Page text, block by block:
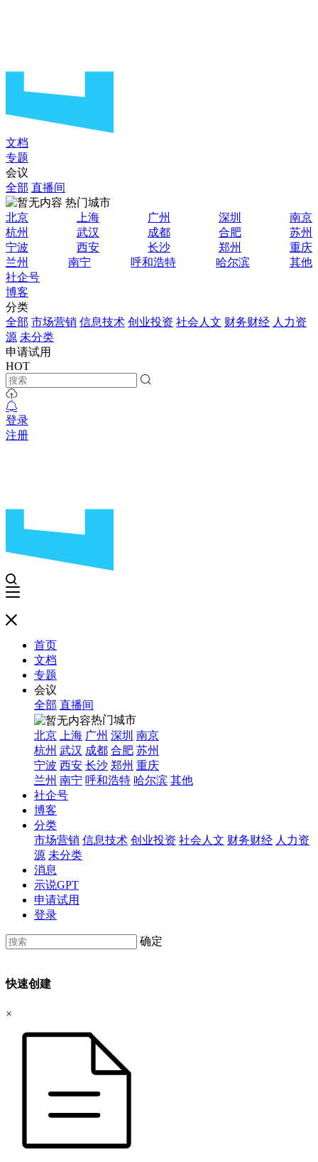
文档
专题
会议
全部 直播间
热门城市
北京
上海 广州 深圳
南京
杭州
武汉 成都 合肥
苏州
宁波
西安 长沙 郑州
重庆
兰州
南宁 呼和浩特 哈尔滨
其他
社企号
博客
分类
全部 市场营销 信息技术 创业投资 社会人文 财务财经 人力资
源 未分类
申请试用
HOT
登录
注册
首页
文档
专题
会议
全部 直播间
热门城市
北京
上海 广州 深圳 南京
杭州 武汉 成都 合肥 苏州
宁波 西安 长沙 郑州 重庆
兰州 南宁 呼和浩特 哈尔滨 其他
社企号
博客
分类
市场营销 信息技术 创业投资 社会人文 财务财经 人力资
源 未分类
消息
示说GPT
申请试用
登录
确定
快速创建
×